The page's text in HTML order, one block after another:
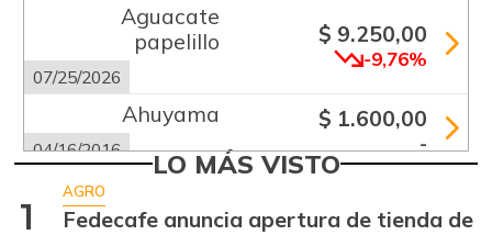
Aguacate
papelillo
07/25/2026
$ 9.250,00
-9,76%
Ahuyama
04/16/2016
$ 1.600,00
-
07/25/2026 +0,64%
LO MÁS VISTO
1
AGRO
Fedecafe anuncia apertura de tienda de